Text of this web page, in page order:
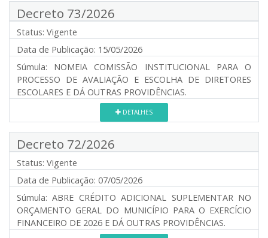
Decreto 73/2026
Status: Vigente
Data de Publicação: 15/05/2026
Súmula: NOMEIA COMISSÃO INSTITUCIONAL PARA O
PROCESSO DE AVALIAÇÃO E ESCOLHA DE DIRETORES
ESCOLARES E DÁ OUTRAS PROVIDÊNCIAS.
DETALHES
Decreto 72/2026
Status: Vigente
Data de Publicação: 07/05/2026
Súmula: ABRE CRÉDITO ADICIONAL SUPLEMENTAR NO
ORÇAMENTO GERAL DO MUNICÍPIO PARA O EXERCÍCIO
FINANCEIRO DE 2026 E DÁ OUTRAS PROVIDÊNCIAS.